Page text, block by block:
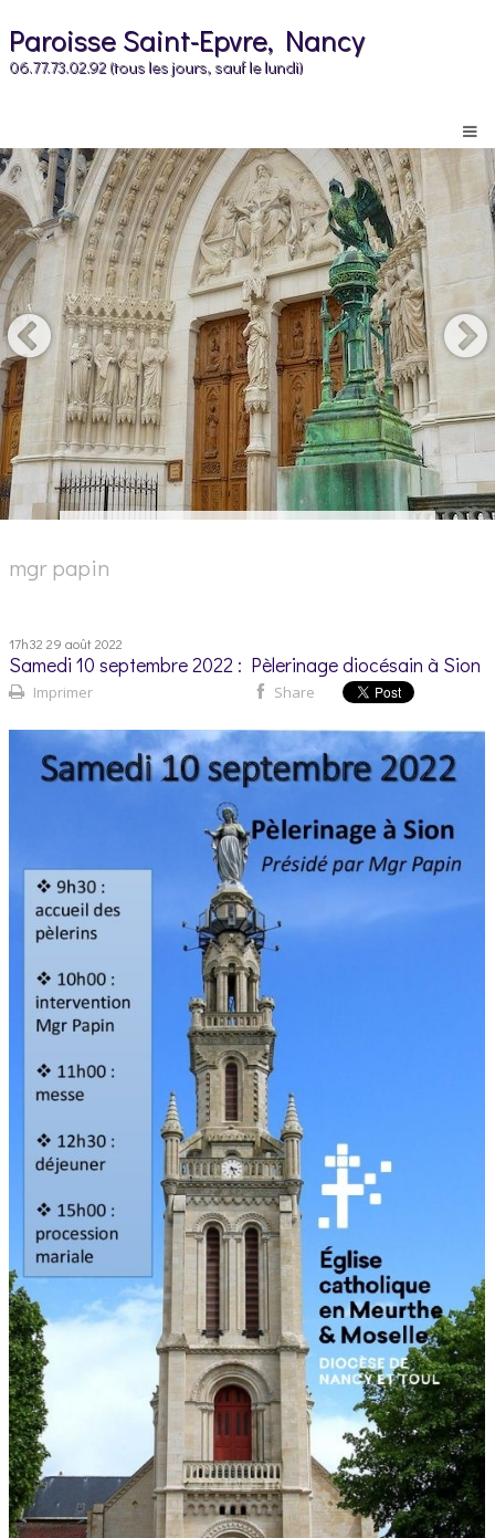
Paroisse Saint-Epvre, Nancy
06.77.73.02.92 (tous les jours, sauf le lundi)
mgr papin
17h32 29 août 2022
Samedi 10 septembre 2022 : Pèlerinage diocésain à Sion
Imprimer Share